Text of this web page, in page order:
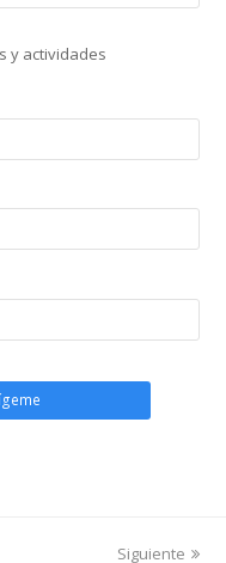
y actividades
Siguiente